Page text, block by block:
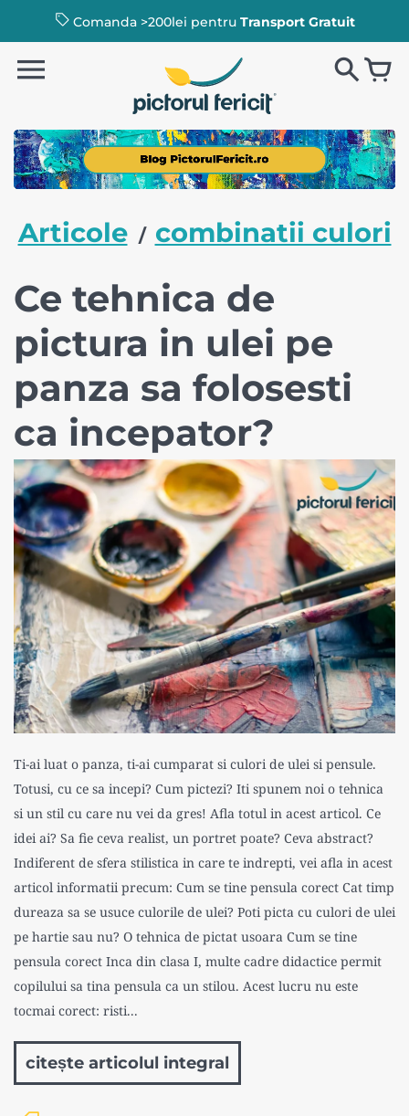
Comanda >200lei pentru Transport Gratuit
Articole / combinatii culori
Ce tehnica de
pictura in ulei pe
panza sa folosesti
ca incepator?
Ti-ai luat o panza, ti-ai cumparat si culori de ulei si pensule.
Totusi, cu ce sa incepi? Cum pictezi? Iti spunem noi o tehnica
si un stil cu care nu vei da gres! Afla totul in acest articol. Ce
idei ai? Sa fie ceva realist, un portret poate? Ceva abstract?
Indiferent de sfera stilistica in care te indrepti, vei afla in acest
articol informatii precum: Cum se tine pensula corect Cat timp
dureaza sa se usuce culorile de ulei? Poti picta cu culori de ulei
pe hartie sau nu? O tehnica de pictat usoara Cum se tine
pensula corect Inca din clasa I, multe cadre didactice permit
copilului sa tina pensula ca un stilou. Acest lucru nu este
tocmai corect: risti...
citește articolul integral